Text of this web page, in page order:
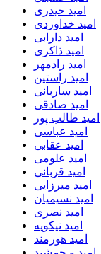
امید حیدری
امید خداوردی
امید دارابی
امید ذاکری
امید رادمهر
امید راستین
امید ساربانی
امید صادقی
امید طالب پور
امید عباسی
امید عقابی
امید علومی
امید قربانی
امید میرزایی
امید نسیمیان
امید نصری
امید نیکویه
امید هورمند